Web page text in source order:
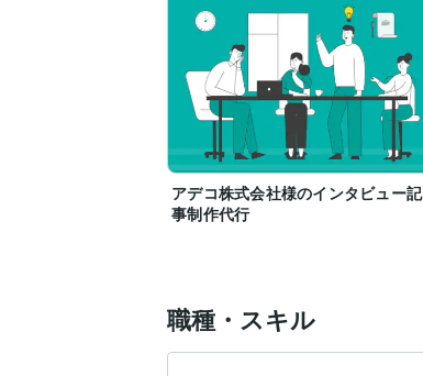
アデコ株式会社様のインタビュー記
事制作代行
職種・スキル